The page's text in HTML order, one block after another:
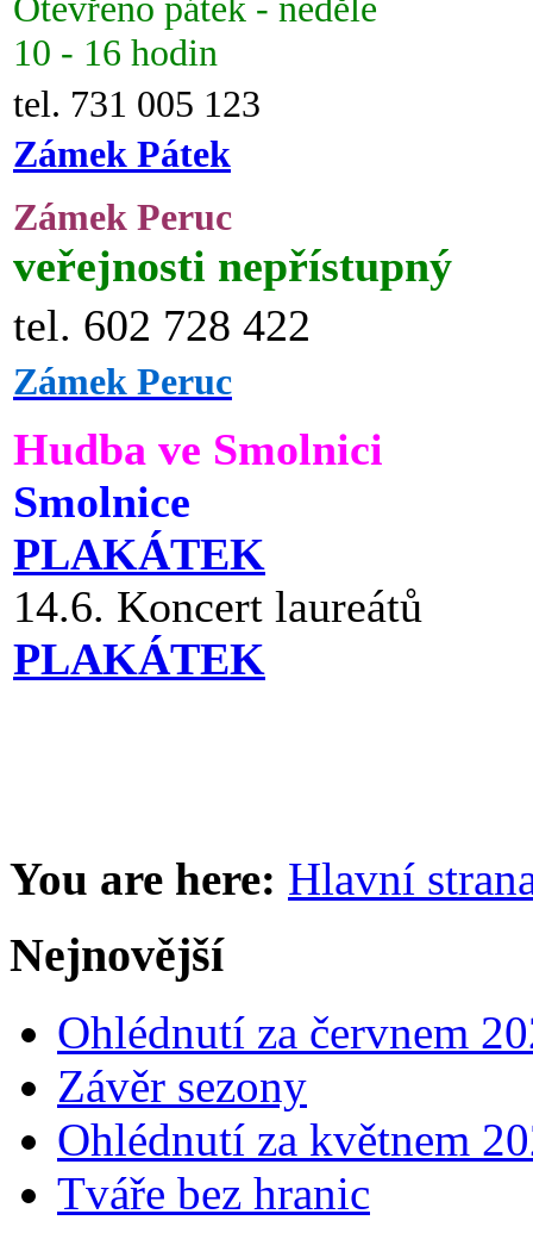
10 - 16 hodin
tel. 731 005 123
Zámek Pátek
Zámek Peruc
veřejnosti nepřístupný
tel. 602 728 422
Zámek Peruc
Hudba ve Smolnici
Smolnice
PLAKÁTEK
14.6. Koncert laureátů
PLAKÁTEK
You are here: Hlavní
Nejnovější
Ohlédnutí za červnem
Závěr sezony
Ohlédnutí za květnem
Tváře bez hranic